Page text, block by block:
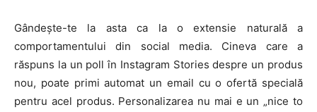
Gândește-te la asta ca la o extensie naturală a
comportamentului din social media. Cineva care a
răspuns la un poll în Instagram Stories despre un produs
nou, poate primi automat un email cu o ofertă specială
pentru acel produs. Personalizarea nu mai e un „nice to